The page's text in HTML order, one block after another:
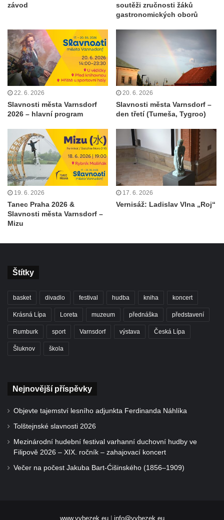
závod
soutěži zručnosti žáků
gastronomických oborů
22. 6. 2026
Slavnosti města Varnsdorf
2026 – hlavní program
20. 6. 2026
Slavnosti města Varnsdorf –
den třetí (Tumeša, Tygroo)
19. 6. 2026
Tanec Praha 2026 &
Slavnosti města Varnsdorf –
Mizu
17. 6. 2026
Vernisáž: Ladislav Vlna „Roj“
Štítky
basket divadlo festival hudba kniha koncert
Krásná Lípa Loreta muzeum přednáška představení
Rumburk sport Varnsdorf výstava Česká Lípa
Šluknov škola
Nejnovější příspěvky
Objevte tajemství lesního adjunkta Ferdinanda Náhlíka
Tolštejnské slavnosti 2026
Mezinárodní hudební festival varhanní duchovní hudby ve
Filipově 2026 – XIX. ročník – zahajovací koncert
Večer na počest Jakuba Bart-Ćišinského (1856–1909)
www.vybezek.eu| info@vybezek.eu